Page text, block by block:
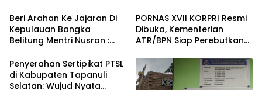
Beri Arahan Ke Jajaran Di
Kepulauan Bangka
Belitung Mentri Nusron :
Tanah Rakyat Aman
PORNAS XVII KORPRI Resmi
Dibuka, Kementerian
ATR/BPN Siap Perebutkan
Olahraga
Penyerahan Sertipikat PTSL
di Kabupaten Tapanuli
Selatan: Wujud Nyata